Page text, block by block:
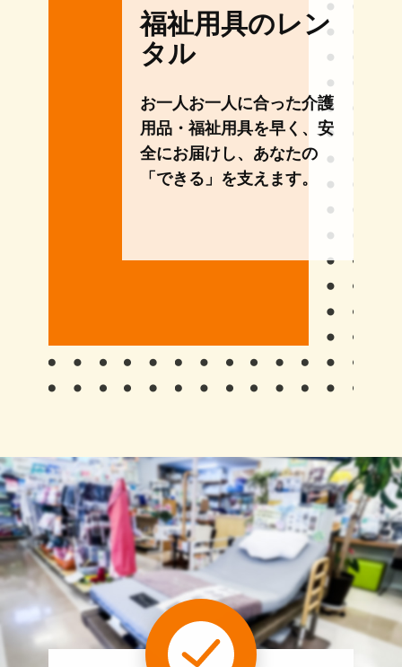
福祉用具のレン
タル
お一人お一人に合った介護
用品・福祉用具を早く、安
全にお届けし、あなたの
「できる」を支えます。